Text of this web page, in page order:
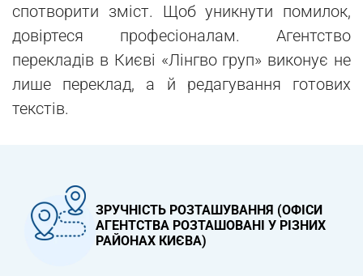
спотворити зміст. Щоб уникнути помилок,
довіртеся професіоналам. Агентство
перекладів в Києві «Лінгво груп» виконує не
лише переклад, а й редагування готових
текстів.
ЗРУЧНІСТЬ РОЗТАШУВАННЯ (ОФІСИ
АГЕНТСТВА РОЗТАШОВАНІ У РІЗНИХ
РАЙОНАХ КИЄВА)